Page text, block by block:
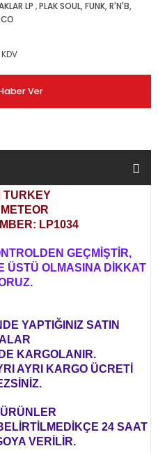
LP ,PLAK SOUL, FUNK, R'N'B,
Ver
TURKEY
LP1034
GEÇMİŞTİR,
ÜSTÜ OLMASINA DİKKAT
YAPTIĞINIZ SATIN
KARGOLANIR.
AYRI KARGO ÜCRETİ
24 SAAT
VERİLİR.